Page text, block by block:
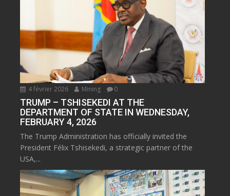
4 février 2026 Mining 0
TRUMP – TSHISEKEDI AT THE
DEPARTMENT OF STATE IN WEDNESDAY,
FEBRUARY 4, 2026
The Trump Administration has officially invited the
President Félix Tshisekedi, a strategic partner of the
USA,...